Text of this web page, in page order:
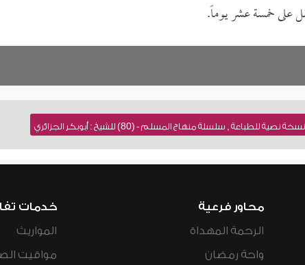
على خمسة عشر يوماً.
نصية للطباعة , سلسلة منهاج المسلم - (80) للشيخ : أبوبكر الجزائري
محاور فرعية
الرحمة المهداة
واحة رمضان
خدمات
المواريث
مواقيت